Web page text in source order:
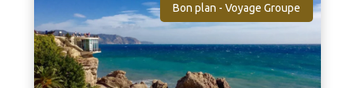
Bon plan - Voyage Groupe